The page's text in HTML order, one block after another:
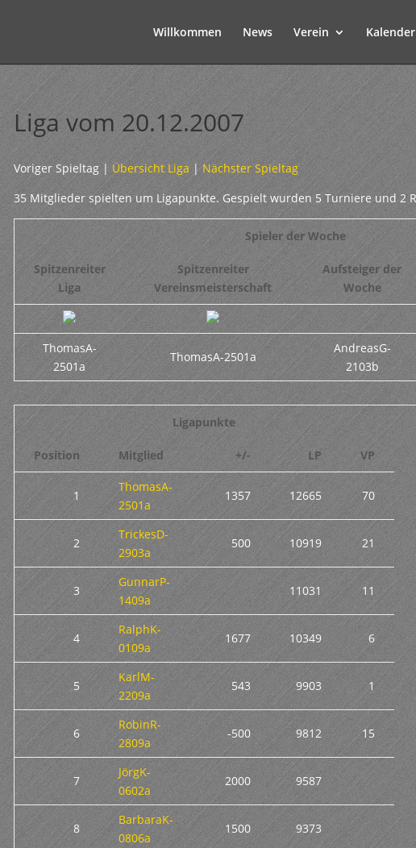
Willkommen News Verein Kalender
Liga vom 20.12.2007
Voriger Spieltag | Übersicht Liga|Nächster Spieltag
35 Mitglieder spielten um Ligapunkte. Gespielt wurden 5 Turniere und 2
Spieler der Woche
Spitzenreiter
Liga
Spitzenreiter
Vereinsmeisterschaft
Aufsteiger der
Woche
ThomasA-
2501a
ThomasA-2501a
AndreasG-
2103b
Ligapunkte
Position Mitglied +/- LP VP
1
ThomasA-
2501a
1357 12665 70
2
TrickesD-
2903a
500 10919 21
3
GunnarP-
1409a
11031 11
4
RalphK-
0109a
1677 10349 6
5
KarlM-
2209a
543 9903 1
6
RobinR-
2809a
-500 9812 15
7
JörgK-
0602a
2000 9587
8
BarbaraK-
0806a
1500 9373